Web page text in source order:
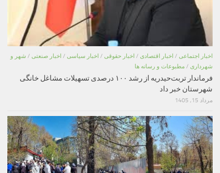
اخبار اجتماعی / اخبار اقتصادی / اخبار حقوقی / اخبار سیاسی / اخبار صنعتی / شهر و
شهرداری / مطبوعات و رسانه ها
فرماندار تربت‌حیدریه از رشد ۱۰۰ درصدی تسهیلات مشاغل خانگی
شهرستان خبر داد
مرداد 15, 1405